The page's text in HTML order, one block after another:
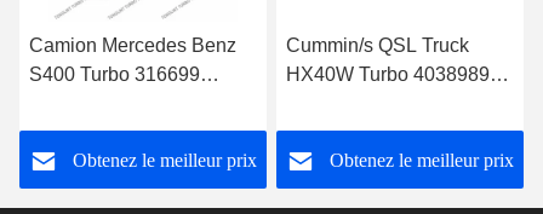
Camion Mercedes Benz
S400 Turbo 316699
0060966699 avec camion
à moteur OM501LA Euro-
3
Obtenez le meilleur prix
Cummin/s QSL Truck
HX40W Turbo 4038989
4046101 4089915 avec
moteur PESAGUS QSL
Obtenez le meilleur prix